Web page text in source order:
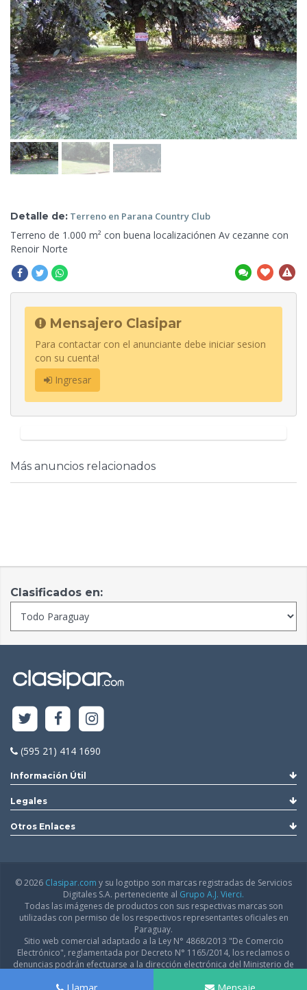
Detalle de: Terreno en Parana Country Club
Terreno de 1.000 m² con buena localizaciónen Av cezanne con
Renoir Norte
Mensajero Clasipar
Para contactar con el anunciante debe iniciar sesion
con su cuenta!
Ingresar
Más anuncios relacionados
Clasificados en:
(595 21) 414 1690
Información Útil
Legales
Otros Enlaces
© 2026 Clasipar.com y su logotipo son marcas registradas de Servicios
Digitales S.A. perteneciente al Grupo A.J. Vierci.
Todas las imágenes de productos con sus respectivas marcas son
utilizadas con permiso de los respectivos representantes oficiales en
Paraguay.
Sitio web comercial adaptado a la Ley N° 4868/2013 "De Comercio
Electrónico", reglamentada por Decreto N° 1165/2014, los reclamos o
denuncias podrán efectuarse a la dirección electrónica del Ministerio de